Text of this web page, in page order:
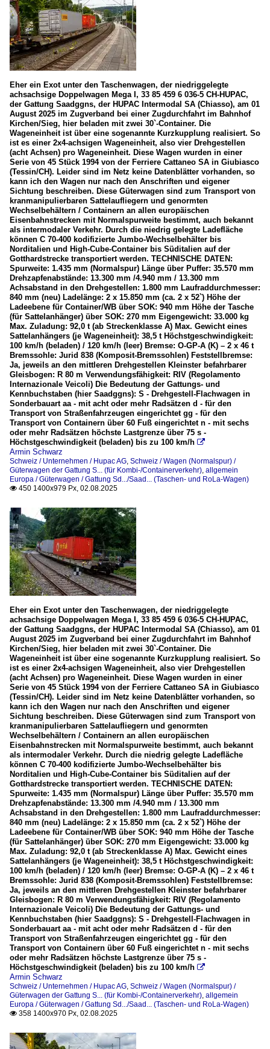
Eher ein Exot unter den Taschenwagen, der niedriggelegte
achsachsige Doppelwagen Mega I, 33 85 459 6 036-5 CH-HUPAC,
der Gattung Saadggns, der HUPAC Intermodal SA (Chiasso), am 01
August 2025 im Zugverband bei einer Zugdurchfahrt im Bahnhof
Kirchen/Sieg, hier beladen mit zwei 30`-Container. Die
Wageneinheit ist über eine sogenannte Kurzkupplung realisiert. So
ist es einer 2x4-achsigen Wageneinheit, also vier Drehgestellen
(acht Achsen) pro Wageneinheit. Diese Wagen wurden in einer
Serie von 45 Stück 1994 von der Ferriere Cattaneo SA in Giubiasco
(Tessin/CH). Leider sind im Netz keine Datenblätter vorhanden, so
kann ich den Wagen nur nach den Anschriften und eigener
Sichtung beschreiben. Diese Güterwagen sind zum Transport von
kranmanipulierbaren Sattelaufliegern und genormten
Wechselbehältern / Containern an allen europäischen
Eisenbahnstrecken mit Normalspurweite bestimmt, auch bekannt
als intermodaler Verkehr. Durch die niedrig gelegte Ladefläche
können C 70-400 kodifizierte Jumbo-Wechselbehälter bis
Norditalien und High-Cube-Container bis Süditalien auf der
Gotthardstrecke transportiert werden. TECHNISCHE DATEN:
Spurweite: 1.435 mm (Normalspur) Länge über Puffer: 35.570 mm
Drehzapfenabstände: 13.300 mm /4.940 mm / 13.300 mm
Achsabstand in den Drehgestellen: 1.800 mm Laufraddurchmesser:
840 mm (neu) Ladelänge: 2 x 15.850 mm (ca. 2 x 52`) Höhe der
Ladeebene für Container/WB über SOK: 940 mm Höhe der Tasche
(für Sattelanhänger) über SOK: 270 mm Eigengewicht: 33.000 kg
Max. Zuladung: 92,0 t (ab Streckenklasse A) Max. Gewicht eines
Sattelanhängers (je Wageneinheit): 38,5 t Höchstgeschwindigkeit:
100 km/h (beladen) / 120 km/h (leer) Bremse: O-GP-A (K) – 2 x 46 t
Bremssohle: Jurid 838 (Komposit-Bremssohlen) Feststellbremse:
Ja, jeweils an den mittleren Drehgestellen Kleinster befahrbarer
Gleisbogen: R 80 m Verwendungsfähigkeit: RIV (Regolamento
Internazionale Veicoli) Die Bedeutung der Gattungs- und
Kennbuchstaben (hier Saadggns): S - Drehgestell-Flachwagen in
Sonderbauart aa - mit acht oder mehr Radsätzen d - für den
Transport von Straßenfahrzeugen eingerichtet gg - für den
Transport von Containern über 60 Fuß eingerichtet n - mit sechs
oder mehr Radsätzen höchste Lastgrenze über 75 s -
Höchstgeschwindigkeit (beladen) bis zu 100 km/h 
Armin Schwarz
Schweiz / Unternehmen / Hupac AG, Schweiz / Wagen (Normalspur) /
Güterwagen der Gattung S... (für Kombi-/Containerverkehr), allgemein
Europa / Güterwagen / Gattung Sd.../Saad... (Taschen- und RoLa-Wagen)
 450 1400x979 Px, 02.08.2025
Eher ein Exot unter den Taschenwagen, der niedriggelegte
achsachsige Doppelwagen Mega I, 33 85 459 6 036-5 CH-HUPAC,
der Gattung Saadggns, der HUPAC Intermodal SA (Chiasso), am 01
August 2025 im Zugverband bei einer Zugdurchfahrt im Bahnhof
Kirchen/Sieg, hier beladen mit zwei 30`-Container. Die
Wageneinheit ist über eine sogenannte Kurzkupplung realisiert. So
ist es einer 2x4-achsigen Wageneinheit, also vier Drehgestellen
(acht Achsen) pro Wageneinheit. Diese Wagen wurden in einer
Serie von 45 Stück 1994 von der Ferriere Cattaneo SA in Giubiasco
(Tessin/CH). Leider sind im Netz keine Datenblätter vorhanden, so
kann ich den Wagen nur nach den Anschriften und eigener
Sichtung beschreiben. Diese Güterwagen sind zum Transport von
kranmanipulierbaren Sattelaufliegern und genormten
Wechselbehältern / Containern an allen europäischen
Eisenbahnstrecken mit Normalspurweite bestimmt, auch bekannt
als intermodaler Verkehr. Durch die niedrig gelegte Ladefläche
können C 70-400 kodifizierte Jumbo-Wechselbehälter bis
Norditalien und High-Cube-Container bis Süditalien auf der
Gotthardstrecke transportiert werden. TECHNISCHE DATEN:
Spurweite: 1.435 mm (Normalspur) Länge über Puffer: 35.570 mm
Drehzapfenabstände: 13.300 mm /4.940 mm / 13.300 mm
Achsabstand in den Drehgestellen: 1.800 mm Laufraddurchmesser:
840 mm (neu) Ladelänge: 2 x 15.850 mm (ca. 2 x 52`) Höhe der
Ladeebene für Container/WB über SOK: 940 mm Höhe der Tasche
(für Sattelanhänger) über SOK: 270 mm Eigengewicht: 33.000 kg
Max. Zuladung: 92,0 t (ab Streckenklasse A) Max. Gewicht eines
Sattelanhängers (je Wageneinheit): 38,5 t Höchstgeschwindigkeit:
100 km/h (beladen) / 120 km/h (leer) Bremse: O-GP-A (K) – 2 x 46 t
Bremssohle: Jurid 838 (Komposit-Bremssohlen) Feststellbremse:
Ja, jeweils an den mittleren Drehgestellen Kleinster befahrbarer
Gleisbogen: R 80 m Verwendungsfähigkeit: RIV (Regolamento
Internazionale Veicoli) Die Bedeutung der Gattungs- und
Kennbuchstaben (hier Saadggns): S - Drehgestell-Flachwagen in
Sonderbauart aa - mit acht oder mehr Radsätzen d - für den
Transport von Straßenfahrzeugen eingerichtet gg - für den
Transport von Containern über 60 Fuß eingerichtet n - mit sechs
oder mehr Radsätzen höchste Lastgrenze über 75 s -
Höchstgeschwindigkeit (beladen) bis zu 100 km/h 
Armin Schwarz
Schweiz / Unternehmen / Hupac AG, Schweiz / Wagen (Normalspur) /
Güterwagen der Gattung S... (für Kombi-/Containerverkehr), allgemein
Europa / Güterwagen / Gattung Sd.../Saad... (Taschen- und RoLa-Wagen)
 358 1400x970 Px, 02.08.2025